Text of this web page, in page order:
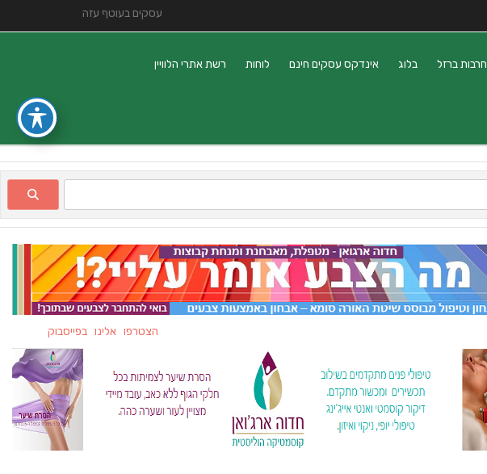
עסקים בעוטף עזה
חרבות ברזל בלוג אינדקס עסקים חינם לוחות רשת אתרי הלוויין
הצטרפו אלינו בפייסבוק